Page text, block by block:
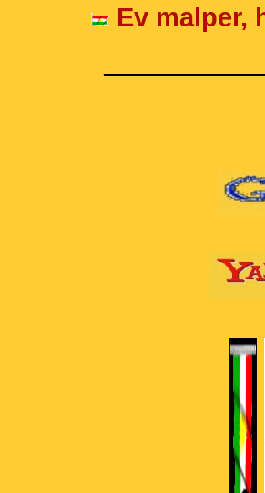
Ev malper,